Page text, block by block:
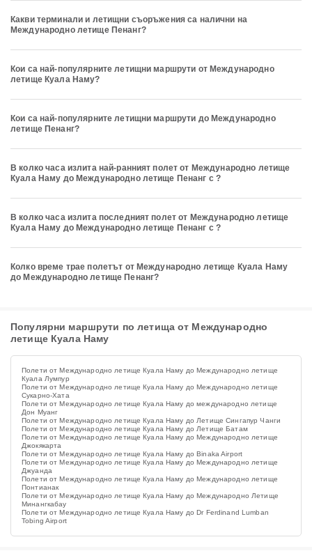
Какви терминали и летищни съоръжения са налични на
Международно летище Пенанг?
Кои са най-популярните летищни маршрути от Международно
летище Куала Наму?
Кои са най-популярните летищни маршрути до Международно
летище Пенанг?
В колко часа излита най-ранният полет от Международно летище
Куала Наму до Международно летище Пенанг с ?
В колко часа излита последният полет от Международно летище
Куала Наму до Международно летище Пенанг с ?
Колко време трае полетът от Международно летище Куала Наму
до Международно летище Пенанг?
Популярни маршрути по летища от Международно
летище Куала Наму
Полети от Международно летище Куала Наму до Международно летище
Куала Лумпур
Полети от Международно летище Куала Наму до Международно летище
Сукарно-Хата
Полети от Международно летище Куала Наму до международно летище
Дон Муанг
Полети от Международно летище Куала Наму до Летище Сингапур Чанги
Полети от Международно летище Куала Наму до Летище Батам
Полети от Международно летище Куала Наму до Международно летище
Джокякарта
Полети от Международно летище Куала Наму до Binaka Airport
Полети от Международно летище Куала Наму до Международно летище
Джуанда
Полети от Международно летище Куала Наму до Международно летище
Понтианак
Полети от Международно летище Куала Наму до Международно Летище
Минангкабау
Полети от Международно летище Куала Наму до Dr Ferdinand Lumban
Tobing Airport